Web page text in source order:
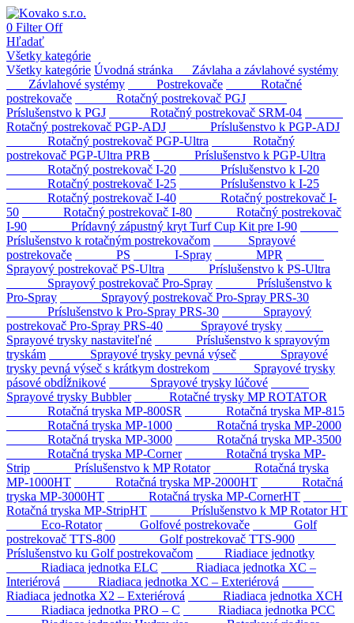
0 Filter Off
Hľadať
Všetky kategórie
Všetky kategórie Úvodná stránka
Závlaha a závlahové systémy
Závlahové systémy
Postrekovače
Rotačné
postrekovače
Rotačný postrekovač PGJ
Príslušenstvo k PGJ
Rotačný postrekovač SRM-04
Rotačný postrekovač PGP-ADJ
Príslušenstvo k PGP-ADJ
Rotačný postrekovač PGP-Ultra
Rotačný
postrekovač PGP-Ultra PRB
Príslušenstvo k PGP-Ultra
Rotačný postrekovač I-20
Príslušenstvo k I-20
Rotačný postrekovač I-25
Príslušenstvo k I-25
Rotačný postrekovač I-40
Rotačný postrekovač I-
50
Rotačný postrekovač I-80
Rotačný postrekovač
I-90
Prídavný zápustný kryt Turf Cup Kit pre I-90
Príslušenstvo k rotačným postrekovačom
Sprayové
postrekovače
PS I-Spray
MPR
Sprayový postrekovač PS-Ultra
Príslušenstvo k PS-Ultra
Sprayový postrekovač Pro-Spray
Príslušenstvo k
Pro-Spray
Sprayový postrekovač Pro-Spray PRS-30
Príslušenstvo k Pro-Spray PRS-30
Sprayový
postrekovač Pro-Spray PRS-40
Sprayové trysky
Sprayové trysky nastaviteľné
Príslušenstvo k sprayovým
tryskám
Sprayové trysky pevná výseč
Sprayové
trysky pevná výseč s krátkym dostrekom
Sprayové trysky
pásové obdĺžnikové
Sprayové trysky lúčové
Sprayové trysky Bubbler
Rotačné trysky MP ROTATOR
Rotačná tryska MP-800SR
Rotačná tryska MP-815
Rotačná tryska MP-1000
Rotačná tryska MP-2000
Rotačná tryska MP-3000
Rotačná tryska MP-3500
Rotačná tryska MP-Corner
Rotačná tryska MP-
Strip
Príslušenstvo k MP Rotator
Rotačná tryska
MP-1000HT
Rotačná tryska MP-2000HT
Rotačná
tryska MP-3000HT
Rotačná tryska MP-CornerHT
Rotačná tryska MP-StripHT
Príslušenstvo k MP Rotator HT
Eco-Rotator
Golfové postrekovače
Golf
postrekovač TTS-800
Golf postrekovač TTS-900
Príslušenstvo ku Golf postrekovačom
Riadiace jednotky
Riadiaca jednotka ELC
Riadiaca jednotka XC –
Interiérová
Riadiaca jednotka XC – Exteriérová
Riadiaca jednotka X2 – Exteriérová
Riadiaca jednotka XCH
Riadiaca jednotka PRO – C
Riadiaca jednotka PCC